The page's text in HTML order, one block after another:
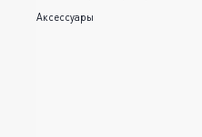
Аксессуары